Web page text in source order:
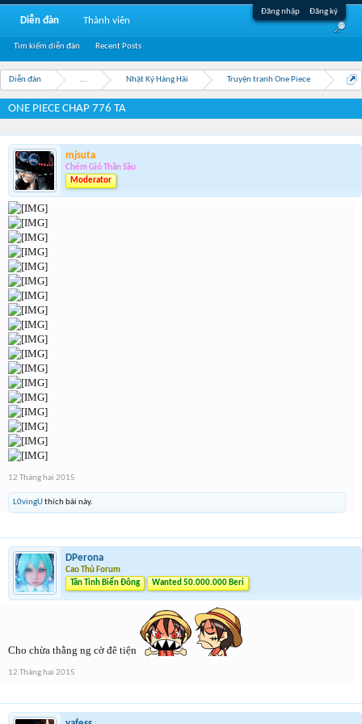
Đăng nhập Đăng ký
Diễn đàn ... Nhật Ký Hàng Hải Truyện tranh One Piece
ONE PIECE CHAP 776 TA
mjsuta
Chém Gió Thần Sầu
Moderator
12 Tháng hai 2015
L0vingUthích bài này.
DPerona
Cao Thủ Forum
Tân Tinh Biển Đông
Wanted 50.000.000 Beri
Cho chừa thằng ng cờ đê tiện
12 Tháng hai 2015
Diễn đàn
Tìm kiếm diễn đàn Recent Posts
Thành viên